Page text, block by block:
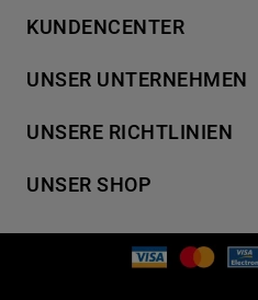
KUNDENCENTER
Händlersuche
Häufige Fragen
Kontakt
UNSER UNTERNEHMEN
Für Händler
Karriere
UNSERE RICHTLINIEN
Cookies
UNSER SHOP
Geschirrspüler